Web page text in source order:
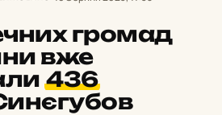
громад
вже
436